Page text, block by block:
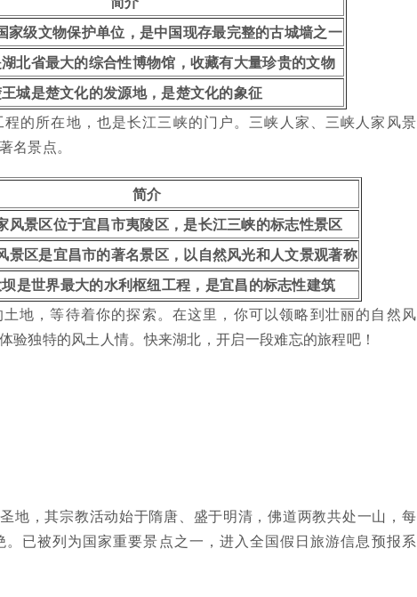
家级文物保护单位，是中国现存最完整的古城墙之一
北省最大的综合性博物馆，收藏有大量珍贵的文物
城是楚文化的发源地，是楚文化的象征
程的所在地，也是长江三峡的门户。三峡人家、三峡人家风景
名景点。
简介
风景区位于宜昌市夷陵区，是长江三峡的标志性景区
景区是宜昌市的著名景区，以自然风光和人文景观著称
是世界最大的水利枢纽工程，是宜昌的标志性建筑
地，等待着你的探索。在这里，你可以领略到壮丽的自然风
验独特的风土人情。快来湖北，开启一段难忘的旅程吧！
地，其宗教活动始于隋唐、盛于明清，佛道两教共处一山，每
已被列为国家重要景点之一，进入全国假日旅游信息预报系